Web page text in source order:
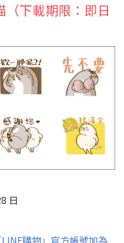
下載期限：即日
日
購物」官方帳號加為